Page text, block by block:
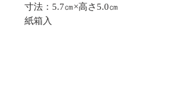
寸法：5.7㎝×高さ5.0㎝
紙箱入